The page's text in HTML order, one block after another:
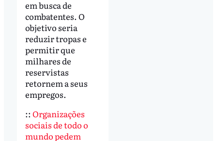
em busca de
combatentes. O
objetivo seria
reduzir tropas e
permitir que
milhares de
reservistas
retornem a seus
empregos.
:: Organizações
sociais de todo o
mundo pedem